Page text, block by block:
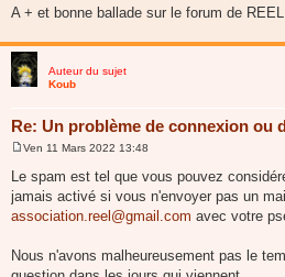
A + et bonne ballade sur le forum de
Auteur du sujet
Koub
Re: Un problème de connexion ou
s
s
g
Ven 11 Mars 2022 13:48
Le spam est tel que vous pouvez
jamais activé si vous n'envoyer pas un
association.reel@gmail.com avec votre
Nous n'avons malheureusement pas le